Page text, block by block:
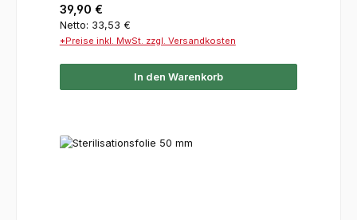
Regulärer Preis:
39,90 €
Netto: 33,53 €
*Preise inkl. MwSt. zzgl. Versandkosten
In den Warenkorb